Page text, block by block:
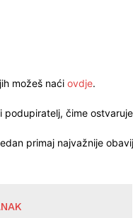
možeš naći ovdje.
čime
primaj najvažnije